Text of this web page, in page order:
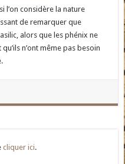
l’on considère la nature
de remarquer que
alors que les phénix ne
n’ont même pas besoin
cliquer ici.